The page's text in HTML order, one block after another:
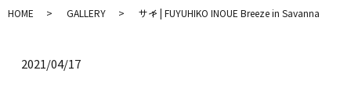
HOME GALLERY サイ | FUYUHIKO INOUE Breeze in Savanna
2021/04/17